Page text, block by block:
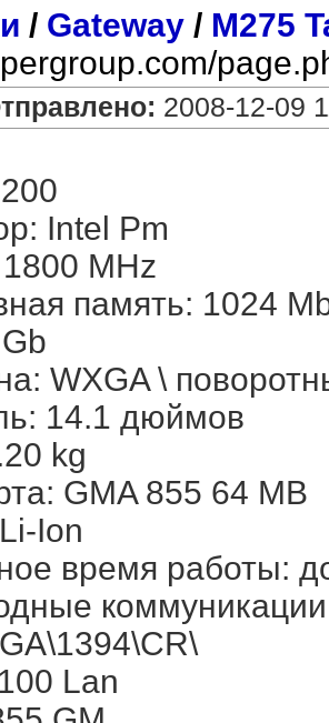
/ Gateway/ M275
2008-12-09
Intel Pm
MHz
память: 1024
WXGA \
14.1 дюймов
kg
GMA 855 64 MB
Ion
время работы:
Lan